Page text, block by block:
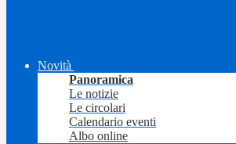
Novità
Panoramica
Le notizie
Le circolari
Calendario eventi
Albo online